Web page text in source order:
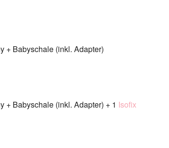
+ Babyschale (inkl. Adapter)
+ Babyschale (inkl. Adapter) + 1 Isofix